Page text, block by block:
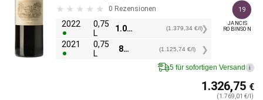
0 Rezensionen
2022
0,75
L
1.034,50 (1.379,34 €/l)
2021
0,75
L
844,31 (1.125,74 €/l)
19
JANCIS
ROBINSON
5 für sofortigen Versand i
1.326,75 €
(1.769,01 €/l)